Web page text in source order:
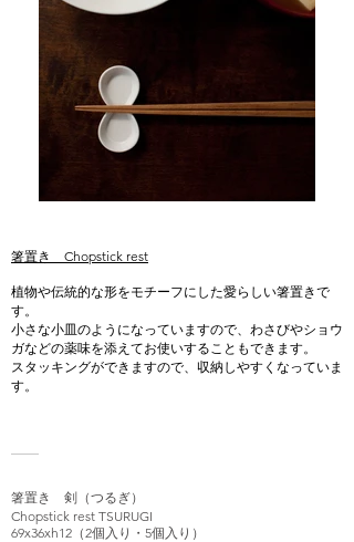
箸置き Chopstick rest
植物や伝統的な形をモチーフにした愛らしい箸置きで
す。
小さな小皿のようになっていますので、わさびやショウ
ガなどの薬味を添えてお使いすることもできます。
スタッキングができますので、収納しやすくなっていま
す。
箸置き 剣（つるぎ）
Chopstick rest TSURUGI
69x36xh12（2個入り・5個入り）